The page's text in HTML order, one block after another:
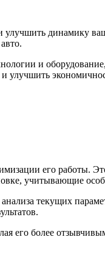
динамику
и
улучшить
его работы.
учитывающие
текущих
его более